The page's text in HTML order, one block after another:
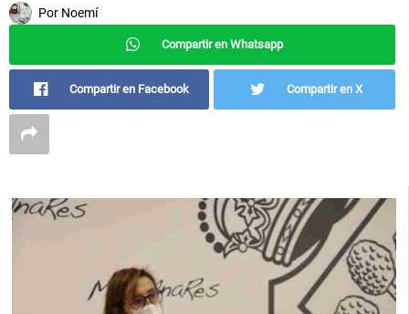
Por Noemí
Compartir en Whatsapp
Compartir en Facebook Compartir en X